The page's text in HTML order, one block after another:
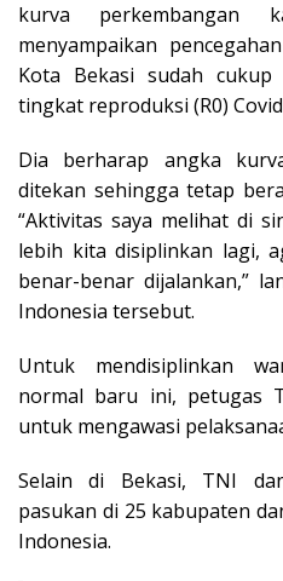
kurva perkembangan
menyampaikan
Kota Bekasi sudah
tingkat reproduksi (R0)
Dia berharap angka
ditekan sehingga tetap
“Aktivitas saya melihat di
lebih kita disiplinkan lagi,
benar-benar dijalankan,”
Indonesia tersebut.
Untuk mendisiplinkan
normal baru ini, petugas
untuk mengawasi
Selain di Bekasi, TNI
pasukan di 25 kabupaten
Indonesia.